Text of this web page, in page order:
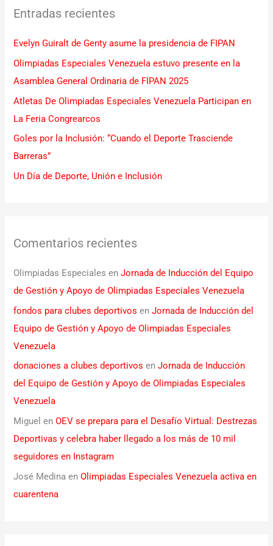
a
p
o
r
:
Entradas recientes
Evelyn Guiralt de Genty asume la presidencia de FIPAN
Olimpiadas Especiales Venezuela estuvo presente en la
Asamblea General Ordinaria de FIPAN 2025
Atletas De Olimpiadas Especiales Venezuela Participan en
La Feria Congrearcos
Goles por la Inclusión: “Cuando el Deporte Trasciende
Barreras”
Un Día de Deporte, Unión e Inclusión
Comentarios recientes
Olimpiadas Especiales enJornada de Inducción del Equipo
de Gestión y Apoyo de Olimpiadas Especiales Venezuela
fondos para clubes deportivos enJornada de Inducción del
Equipo de Gestión y Apoyo de Olimpiadas Especiales
Venezuela
donaciones a clubes deportivos enJornada de Inducción
del Equipo de Gestión y Apoyo de Olimpiadas Especiales
Venezuela
Miguel enOEV se prepara para el Desafío Virtual: Destrezas
Deportivas y celebra haber llegado a los más de 10 mil
seguidores en Instagram
José Medina enOlimpiadas Especiales Venezuela activa en
cuarentena